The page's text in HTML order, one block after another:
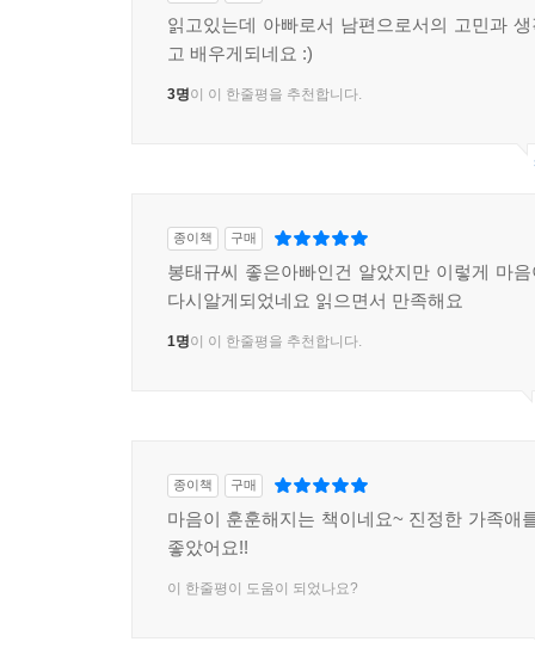
읽고있는데 아빠로서 남편으로서의 고민과
고 배우게되네요 :)
3명이 이 한줄평을 추천합니다.
종이책 구매
봉태규씨 좋은아빠인건 알았지만 이렇게 마
다시알게되었네요 읽으면서 만족해요
1명이 이 한줄평을 추천합니다.
종이책 구매
마음이 훈훈해지는 책이네요~ 진정한 가족애
좋았어요!!
이 한줄평이 도움이 되었나요?